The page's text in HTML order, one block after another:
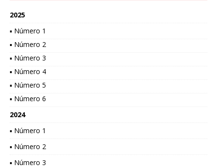
2025
▪ Número 1
▪ Número 2
▪ Número 3
▪ Número 4
▪ Número 5
▪ Número 6
2024
▪ Número 1
▪ Número 2
▪ Número 3